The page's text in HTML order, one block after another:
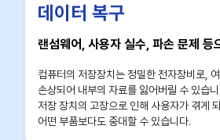
데이터 복구
랜섬웨어, 사용자 실수, 파손 문제 등
컴퓨터의 저장장치는 정밀한 전자장비로,
손상되어 내부의 자료를 잃어버릴 수 있습
저장 장치의 고장으로 인해 사용자가 겪게
어떤 부품보다도 중대할 수 있습니다.